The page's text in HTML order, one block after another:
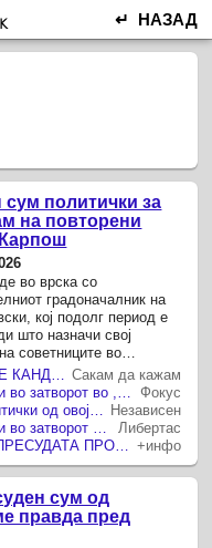
↵ НАЗАД
политички за
на повторени
во врска со
градоначалник на
кој подолг период е
што назначи свој
советниците во
Сакам да кажам
Фокус
Независен
Либертас
+инфо
сум од
правда пред